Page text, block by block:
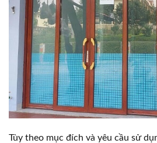
Tùy theo mục đích và yêu cầu sử